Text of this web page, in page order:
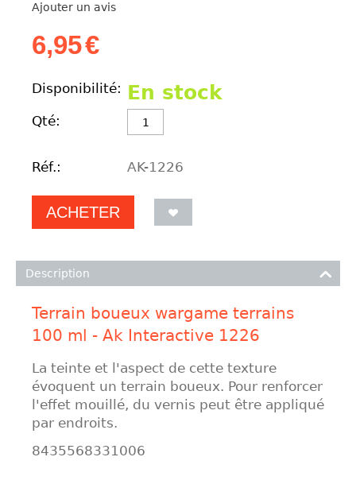
Ajouter un avis
6,95€
Disponibilité: En stock
Qté:
Réf.: AK-1226
ACHETER
Description
Terrain boueux wargame terrains
100 ml - Ak Interactive 1226
La teinte et l'aspect de cette texture
évoquent un terrain boueux. Pour renforcer
l'effet mouillé, du vernis peut être appliqué
par endroits.
8435568331006